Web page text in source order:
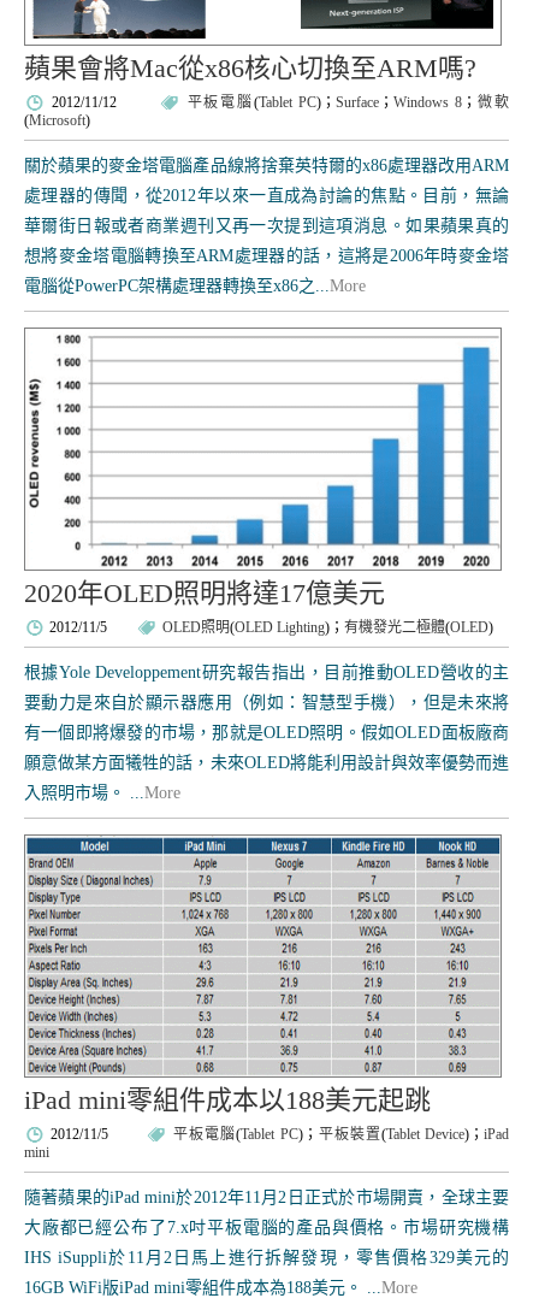
蘋果會將Mac從x86核心切換至ARM嗎?
2012/11/12 平板電腦(Tablet PC)； Surface； Windows 8； 微軟
(Microsoft)
關於蘋果的麥金塔電腦產品線將捨棄英特爾的x86處理器改用ARM
處理器的傳聞，從2012年以來一直成為討論的焦點。目前，無論
華爾街日報或者商業週刊又再一次提到這項消息。如果蘋果真的
想將麥金塔電腦轉換至ARM處理器的話，這將是2006年時麥金塔
電腦從PowerPC架構處理器轉換至x86之...More
2020年OLED照明將達17億美元
2012/11/5 OLED照明(OLED Lighting)； 有機發光二極體(OLED)
根據Yole Developpement研究報告指出，目前推動OLED營收的主
要動力是來自於顯示器應用（例如：智慧型手機），但是未來將
有一個即將爆發的市場，那就是OLED照明。假如OLED面板廠商
願意做某方面犧牲的話，未來OLED將能利用設計與效率優勢而進
入照明市場。 ...More
iPad mini零組件成本以188美元起跳
2012/11/5 平板電腦(Tablet PC)； 平板裝置(Tablet Device)；iPad
mini
隨著蘋果的iPad mini於2012年11月2日正式於市場開賣，全球主要
大廠都已經公布了7.x吋平板電腦的產品與價格。市場研究機構
IHS iSuppli於11月2日馬上進行拆解發現，零售價格329美元的
16GB WiFi版iPad mini零組件成本為188美元。 ...More